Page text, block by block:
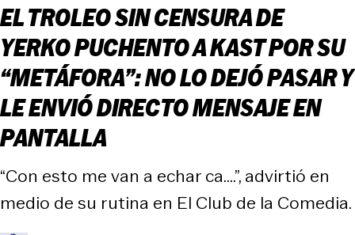
EL TROLEO SIN CENSURA DE
YERKO PUCHENTO A KAST POR SU
“METÁFORA”: NO LO DEJÓ PASAR Y
LE ENVIÓ DIRECTO MENSAJE EN
PANTALLA
“Con esto me van a echar ca....”, advirtió en
medio de su rutina en El Club de la Comedia.